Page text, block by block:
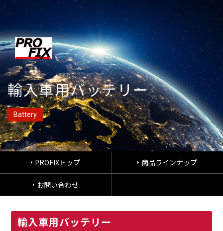
輸入車用バッテリー
Battery
PROFIXトップ 商品ラインナップ
お問い合わせ
輸入車用バッテリー